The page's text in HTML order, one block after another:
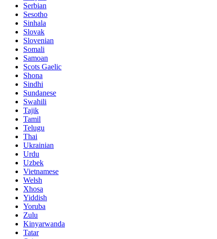
Serbian
Sesotho
Sinhala
Slovak
Slovenian
Somali
Samoan
Scots Gaelic
Shona
Sindhi
Sundanese
Swahili
Tajik
Tamil
Telugu
Thai
Ukrainian
Urdu
Uzbek
Vietnamese
Welsh
Xhosa
Yiddish
Yoruba
Zulu
Kinyarwanda
Tatar